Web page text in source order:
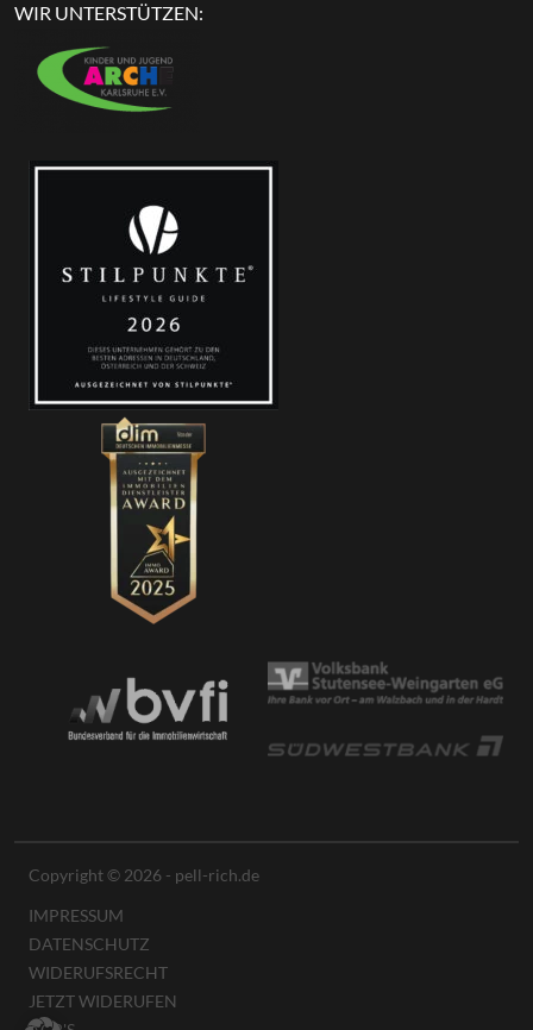
WIR UNTERSTÜTZEN:
Copyright © 2026 - pell-rich.de
IMPRESSUM
DATENSCHUTZ
WIDERUFSRECHT
JETZT WIDERUFEN